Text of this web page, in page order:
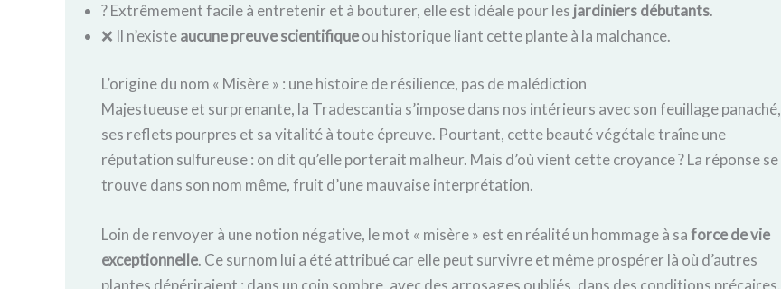
? Extrêmement facile à entretenir et à bouturer, elle est idéale pour les jardiniers débutants.
❌ Il n’existeaucune preuve scientifiqueou historique liant cette plante à la malchance.
L’origine du nom « Misère » : une histoire de résilience, pas de malédiction
Majestueuse et surprenante, la Tradescantia s’impose dans nos intérieurs avec son feuillage panaché,
ses reflets pourpres et sa vitalité à toute épreuve. Pourtant, cette beauté végétale traîne une
réputation sulfureuse : on dit qu’elle porterait malheur. Mais d’où vient cette croyance ? La réponse se
trouve dans son nom même, fruit d’une mauvaise interprétation.
Loin de renvoyer à une notion négative, le mot « misère » est en réalité un hommage à saforce de vie
exceptionnelle. Ce surnom lui a été attribué car elle peut survivre et même prospérer là où d’autres